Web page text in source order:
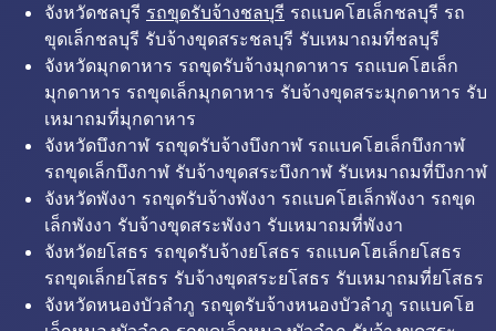
จังหวัดชลบุรี รถขุดรับจ้างชลบุรี รถแบคโฮเล็กชลบุรี รถ
ขุดเล็กชลบุรี รับจ้างขุดสระชลบุรี รับเหมาถมที่ชลบุรี
จังหวัดมุกดาหาร รถขุดรับจ้างมุกดาหาร รถแบคโฮเล็ก
มุกดาหาร รถขุดเล็กมุกดาหาร รับจ้างขุดสระมุกดาหาร รับ
เหมาถมที่มุกดาหาร
จังหวัดบึงกาฬ รถขุดรับจ้างบึงกาฬ รถแบคโฮเล็กบึงกาฬ
รถขุดเล็กบึงกาฬ รับจ้างขุดสระบึงกาฬ รับเหมาถมที่บึงกาฬ
จังหวัดพังงา รถขุดรับจ้างพังงา รถแบคโฮเล็กพังงา รถขุด
เล็กพังงา รับจ้างขุดสระพังงา รับเหมาถมที่พังงา
จังหวัดยโสธร รถขุดรับจ้างยโสธร รถแบคโฮเล็กยโสธร
รถขุดเล็กยโสธร รับจ้างขุดสระยโสธร รับเหมาถมที่ยโสธร
จังหวัดหนองบัวลำภู รถขุดรับจ้างหนองบัวลำภู รถแบคโฮ